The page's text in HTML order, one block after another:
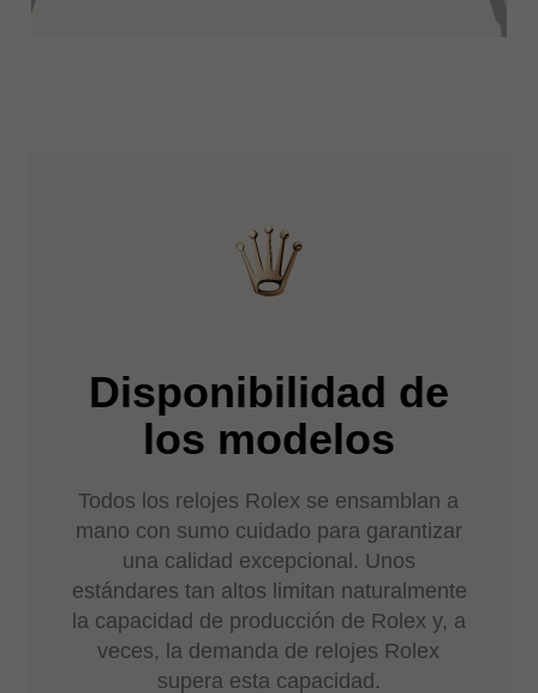
Disponibilidad de
los modelos
Todos los relojes Rolex se ensamblan a
mano con sumo cuidado para garantizar
una calidad excepcional. Unos
estándares tan altos limitan naturalmente
la capacidad de producción de Rolex y, a
veces, la demanda de relojes Rolex
supera esta capacidad.